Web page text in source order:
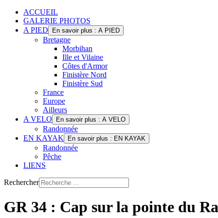
ACCUEIL
GALERIE PHOTOS
A PIED
En savoir plus : A PIED
Bretagne
Morbihan
Ille et Vilaine
Côtes d'Armor
Finistère Nord
Finistère Sud
France
Europe
Ailleurs
A VELO
En savoir plus : A VELO
Randonnée
EN KAYAK
En savoir plus : EN KAYAK
Randonnée
Pêche
LIENS
Rechercher
GR 34 : Cap sur la pointe du